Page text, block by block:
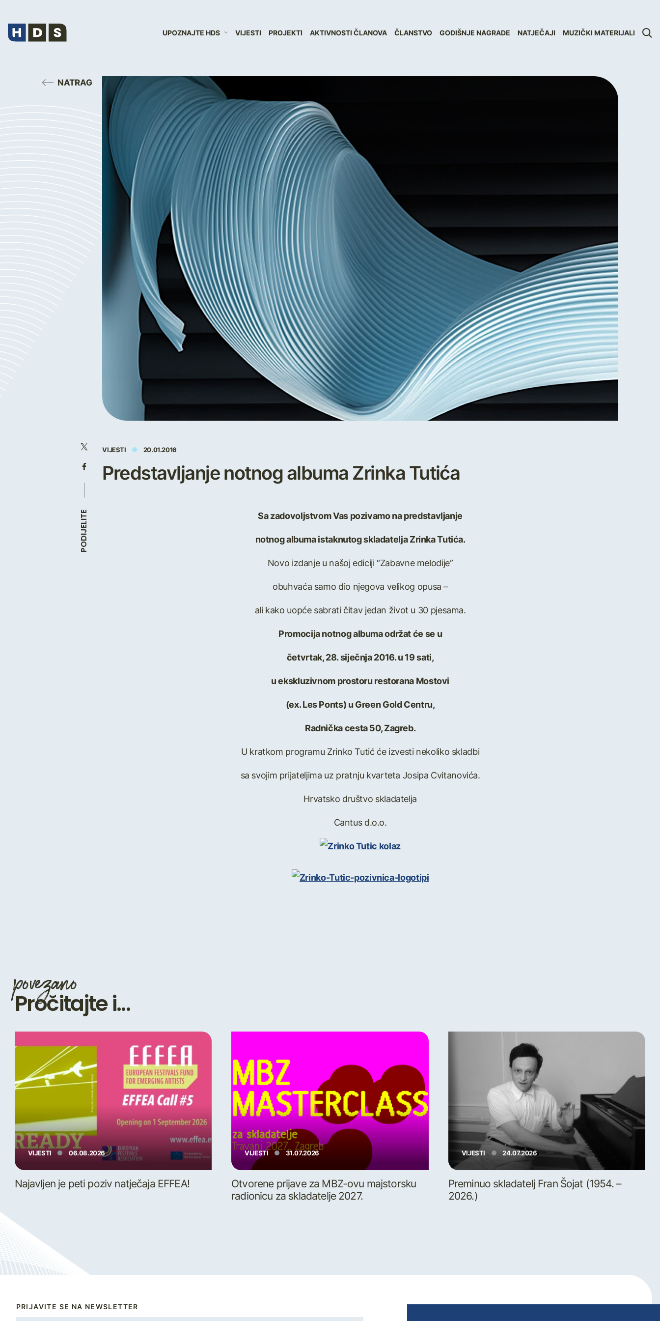
UPOZNAJTE HDS VIJESTI PROJEKTI AKTIVNOSTI ČLANOVA ČLANSTVO GODIŠNJE NAGRADE NATJEČAJI MUZIČKI MATERIJALI
NATRAG
PODIJELITE
VIJESTI 20.01.2016
Predstavljanje notnog albuma Zrinka Tutića
Sa zadovoljstvom Vas pozivamo na predstavljanje
notnog albuma istaknutog skladatelja Zrinka Tutića.
Novo izdanje u našoj ediciji “Zabavne melodije”
obuhvaća samo dio njegova velikog opusa –
ali kako uopće sabrati čitav jedan život u 30 pjesama.
Promocija notnog albuma održat će se u
četvrtak, 28. siječnja 2016. u 19 sati,
u ekskluzivnom prostoru restorana Mostovi
(ex. Les Ponts) u Green Gold Centru,
Radnička cesta 50, Zagreb.
U kratkom programu Zrinko Tutić će izvesti nekoliko skladbi
sa svojim prijateljima uz pratnju kvarteta Josipa Cvitanovića.
Hrvatsko društvo skladatelja
Cantus d.o.o.
povezano
Pročitajte i...
VIJESTI 06.08.2026
Najavljen je peti poziv natječaja EFFEA!
VIJESTI 31.07.2026
Otvorene prijave za MBZ-ovu majstorsku
radionicu za skladatelje 2027.
VIJESTI 24.07.2026
Preminuo skladatelj Fran Šojat (1954. –
2026.)
PRIJAVITE SE NA NEWSLETTER